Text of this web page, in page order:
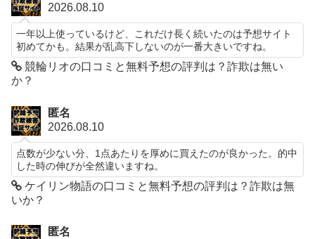
2026.08.10
一年以上使っているけど、これだけ長く続いたのは予想サイト
初めてかも。結果が乱高下しないのが一番大きいですね。
競輪リオの口コミと無料予想の評判は？詐欺は無い
か？
匿名
2026.08.10
点数が少ない分、1点あたりを厚めに買えたのが良かった。的中
した時の伸びが全然違いますね。
ケイリン物語の口コミと無料予想の評判は？詐欺は無
いか？
匿名